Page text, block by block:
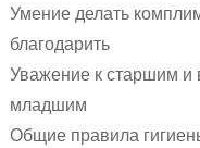
Умение делать
благодарить
Уважение к старшим и
младшим
Общие правила